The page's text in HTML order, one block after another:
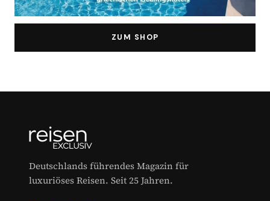
ZUM SHOP
Deutschlands führendes Magazin für
luxuriöses Reisen. Seit 25 Jahren.